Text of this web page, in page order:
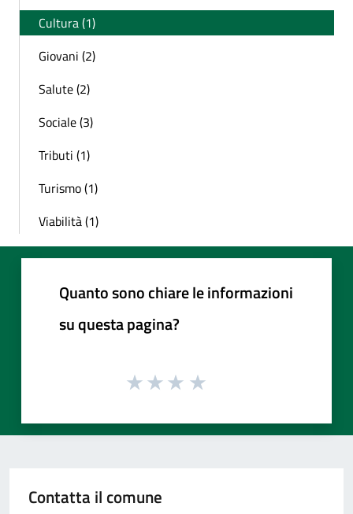
Cultura (1)
Giovani (2)
Salute (2)
Sociale (3)
Tributi (1)
Turismo (1)
Viabilità (1)
Quanto sono chiare le informazioni
su questa pagina?
Contatta il comune